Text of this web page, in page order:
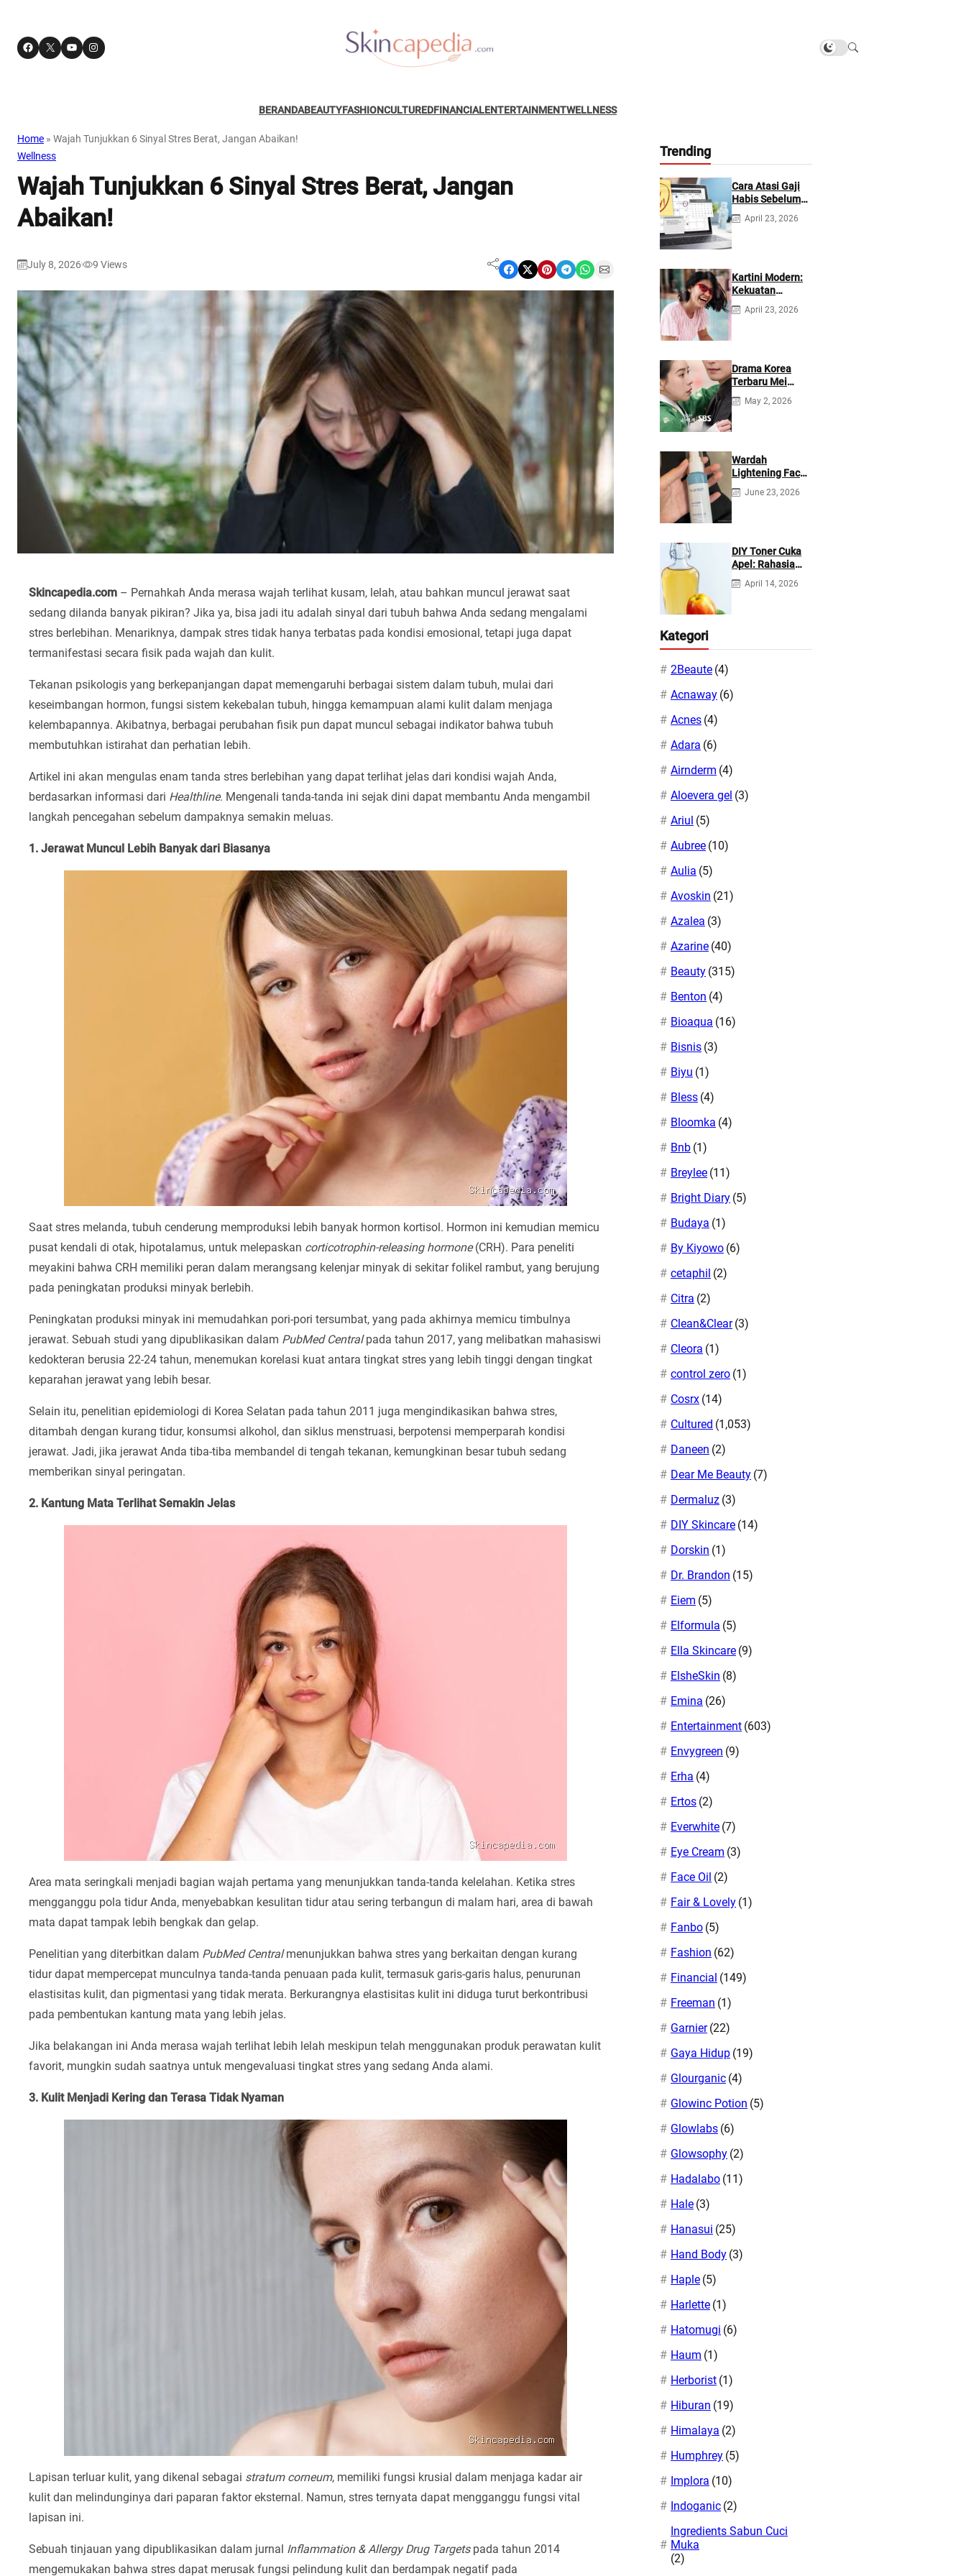
Facebook X YouTube Instagram
BERANDABEAUTYFASHIONCULTUREDFINANCIALENTERTAINMENTWELLNESS
Home » Wajah Tunjukkan 6 Sinyal Stres Berat, Jangan Abaikan!
Wellness
Wajah Tunjukkan 6 Sinyal Stres Berat, Jangan
Abaikan!
July 8, 2026 9 Views Share on Facebook Share on X Share on Pinterest Share on Telegram Share on WhatsApp Share on Email
Skincapedia.com – Pernahkah Anda merasa wajah terlihat kusam, lelah, atau bahkan muncul jerawat saat
sedang dilanda banyak pikiran? Jika ya, bisa jadi itu adalah sinyal dari tubuh bahwa Anda sedang mengalami
stres berlebihan. Menariknya, dampak stres tidak hanya terbatas pada kondisi emosional, tetapi juga dapat
termanifestasi secara fisik pada wajah dan kulit.
Tekanan psikologis yang berkepanjangan dapat memengaruhi berbagai sistem dalam tubuh, mulai dari
keseimbangan hormon, fungsi sistem kekebalan tubuh, hingga kemampuan alami kulit dalam menjaga
kelembapannya. Akibatnya, berbagai perubahan fisik pun dapat muncul sebagai indikator bahwa tubuh
membutuhkan istirahat dan perhatian lebih.
Artikel ini akan mengulas enam tanda stres berlebihan yang dapat terlihat jelas dari kondisi wajah Anda,
berdasarkan informasi dari Healthline. Mengenali tanda-tanda ini sejak dini dapat membantu Anda mengambil
langkah pencegahan sebelum dampaknya semakin meluas.
1. Jerawat Muncul Lebih Banyak dari Biasanya
Saat stres melanda, tubuh cenderung memproduksi lebih banyak hormon kortisol. Hormon ini kemudian memicu
pusat kendali di otak, hipotalamus, untuk melepaskan corticotrophin-releasing hormone(CRH). Para peneliti
meyakini bahwa CRH memiliki peran dalam merangsang kelenjar minyak di sekitar folikel rambut, yang berujung
pada peningkatan produksi minyak berlebih.
Peningkatan produksi minyak ini memudahkan pori-pori tersumbat, yang pada akhirnya memicu timbulnya
jerawat. Sebuah studi yang dipublikasikan dalam PubMed Centralpada tahun 2017, yang melibatkan mahasiswi
kedokteran berusia 22-24 tahun, menemukan korelasi kuat antara tingkat stres yang lebih tinggi dengan tingkat
keparahan jerawat yang lebih besar.
Selain itu, penelitian epidemiologi di Korea Selatan pada tahun 2011 juga mengindikasikan bahwa stres,
ditambah dengan kurang tidur, konsumsi alkohol, dan siklus menstruasi, berpotensi memperparah kondisi
jerawat. Jadi, jika jerawat Anda tiba-tiba membandel di tengah tekanan, kemungkinan besar tubuh sedang
memberikan sinyal peringatan.
2. Kantung Mata Terlihat Semakin Jelas
Area mata seringkali menjadi bagian wajah pertama yang menunjukkan tanda-tanda kelelahan. Ketika stres
mengganggu pola tidur Anda, menyebabkan kesulitan tidur atau sering terbangun di malam hari, area di bawah
mata dapat tampak lebih bengkak dan gelap.
Penelitian yang diterbitkan dalam PubMed Centralmenunjukkan bahwa stres yang berkaitan dengan kurang
tidur dapat mempercepat munculnya tanda-tanda penuaan pada kulit, termasuk garis-garis halus, penurunan
elastisitas kulit, dan pigmentasi yang tidak merata. Berkurangnya elastisitas kulit ini diduga turut berkontribusi
pada pembentukan kantung mata yang lebih jelas.
Jika belakangan ini Anda merasa wajah terlihat lebih lelah meskipun telah menggunakan produk perawatan kulit
favorit, mungkin sudah saatnya untuk mengevaluasi tingkat stres yang sedang Anda alami.
3. Kulit Menjadi Kering dan Terasa Tidak Nyaman
Lapisan terluar kulit, yang dikenal sebagai stratum corneum, memiliki fungsi krusial dalam menjaga kadar air
kulit dan melindunginya dari paparan faktor eksternal. Namun, stres ternyata dapat mengganggu fungsi vital
lapisan ini.
Sebuah tinjauan yang dipublikasikan dalam jurnal Inflammation & Allergy Drug Targetspada tahun 2014
mengemukakan bahwa stres dapat merusak fungsi pelindung kulit dan berdampak negatif pada
Trending
Cara Atasi Gaji
Habis Sebelum
Gajian
Berikutnya
April 23, 2026
Kartini Modern:
Kekuatan
Berevolusi &
Rawat Diri
April 23, 2026
Drama Korea
Terbaru Mei
2026: Mana yang
Tayang di
May 2, 2026
Wardah
Lightening Face
Mist: Cek
Ingredients &
June 23, 2026
DIY Toner Cuka
Apel: Rahasia
Jerawat Kempes
dalam 2 Hari!
April 14, 2026
Kategori
2Beaute (4)
Acnaway (6)
Acnes (4)
Adara (6)
Airnderm (4)
Aloevera gel (3)
Ariul (5)
Aubree (10)
Aulia (5)
Avoskin (21)
Azalea (3)
Azarine (40)
Beauty (315)
Benton (4)
Bioaqua (16)
Bisnis (3)
Biyu (1)
Bless (4)
Bloomka (4)
Bnb (1)
Breylee (11)
Bright Diary (5)
Budaya (1)
By Kiyowo (6)
cetaphil (2)
Citra (2)
Clean&Clear (3)
Cleora (1)
control zero (1)
Cosrx (14)
Cultured (1,053)
Daneen (2)
Dear Me Beauty (7)
Dermaluz (3)
DIY Skincare (14)
Dorskin (1)
Dr. Brandon (15)
Eiem (5)
Elformula (5)
Ella Skincare (9)
ElsheSkin (8)
Emina (26)
Entertainment (603)
Envygreen (9)
Erha (4)
Ertos (2)
Everwhite (7)
Eye Cream (3)
Face Oil (2)
Fair & Lovely (1)
Fanbo (5)
Fashion (62)
Financial (149)
Freeman (1)
Garnier (22)
Gaya Hidup (19)
Glourganic (4)
Glowinc Potion (5)
Glowlabs (6)
Glowsophy (2)
Hadalabo (11)
Hale (3)
Hanasui (25)
Hand Body (3)
Haple (5)
Harlette (1)
Hatomugi (6)
Haum (1)
Herborist (1)
Hiburan (19)
Himalaya (2)
Humphrey (5)
Implora (10)
Indoganic (2)
Ingredients Sabun Cuci
Muka
(2)